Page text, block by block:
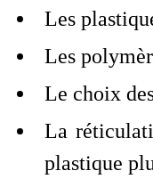
Les
Les
Le choix
La
plastique